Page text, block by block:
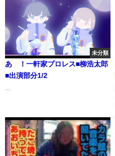
未分類
あゝ！一軒家プロレス■柳浩太郎
■出演部分1/2